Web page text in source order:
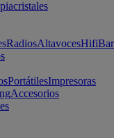
RadiosAltavocesHifi
PortátilesImpresoras
Accesorios